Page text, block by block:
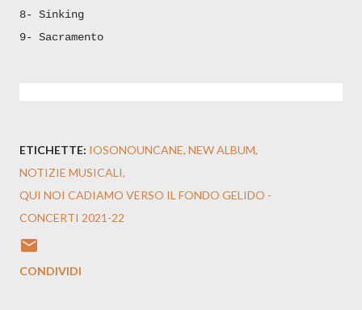
8- Sinking
9- Sacramento
ETICHETTE: IOSONOUNCANE NEW ALBUM
NOTIZIE MUSICALI
QUI NOI CADIAMO VERSO IL FONDO GELIDO -
CONCERTI 2021-22
CONDIVIDI